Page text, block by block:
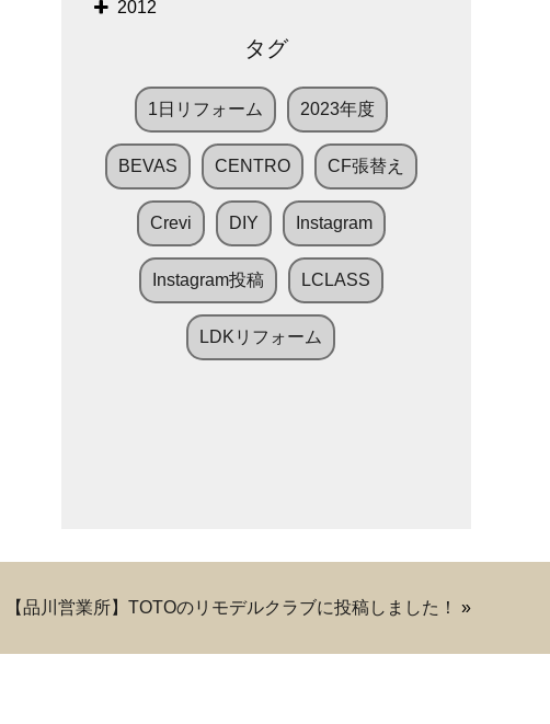
2012
タグ
1日リフォーム 2023年度
BEVAS CENTRO CF張替え
Crevi DIY Instagram
Instagram投稿 LCLASS
LDKリフォーム
【品川営業所】TOTOのリモデルクラブに投稿しました！ »